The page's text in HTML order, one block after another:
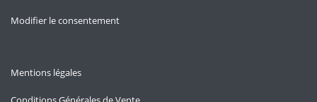
Modifier le consentement
Mentions légales